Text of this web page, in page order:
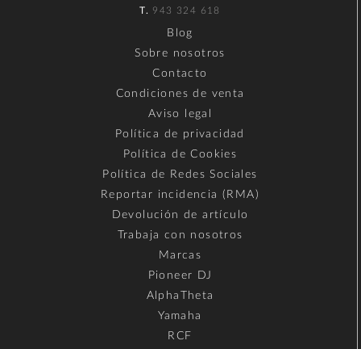
T. 943 324 618
Blog
Sobre nosotros
Contacto
Condiciones de venta
Aviso legal
Política de privacidad
Política de Cookies
Política de Redes Sociales
Reportar incidencia (RMA)
Devolución de artículo
Trabaja con nosotros
Marcas
Pioneer DJ
AlphaTheta
Yamaha
RCF